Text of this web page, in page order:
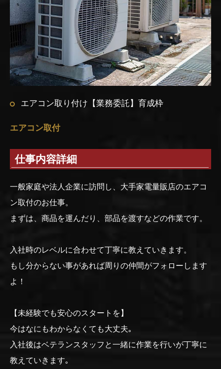
エアコン取り付け【業務委託】育成枠
エアコン取付
仕事内容詳細
一般家庭や法人企業に訪問し、大手家電量販店のエアコ
ン取付のお仕事。
まずは、商品を運んだり、部品を渡すなどの作業です。
入社時のレベルに合わせて丁寧に教えていきます。
もし分からない事があれば周りの仲間がフォローします
よ！
【未経験でも安心のスタートを】
今はなにもわからなくても大丈夫｡
入社後はベテランスタッフと一緒に作業を行いが丁寧に
教えていきます｡